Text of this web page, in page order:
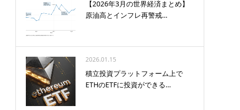
【2026年3月の世界経済まとめ】
原油高とインフレ再警戒…
2026.01.15
積立投資プラットフォーム上で
ETHのETFに投資ができる…